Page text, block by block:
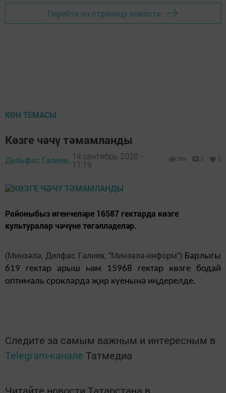
Перейти на страницу новости
КӨН ТЕМАСЫ
Көзге чәчү тәмамланды
Дильфас Галиев, 14 сентябрь 2020 -
11:19
584 0 0
Районыбыз игенчеләре 16587 гектарда көзге
культуралар чәчүне төгәлләделәр.
(Минзәлә, Дилфас Галиев, "Минзәлә-информ") Барлыгы
619 гектар арыш һәм 15968 гектар көзге бодай
оптималь срокларда җир куенына иңдерелде.
Следите за самым важным и интересным в
Telegram-канале Татмедиа